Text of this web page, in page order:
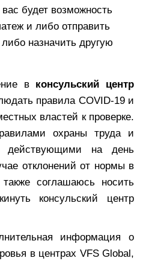
будет возможность
и либо отправить
назначить другую
в консульский центр
правила COVID-19 и
властей к проверке.
охраны труда и
действующими на день
отклонений от нормы в
соглашаюсь носить
консульский центр
информация о
в центрах VFS Global,